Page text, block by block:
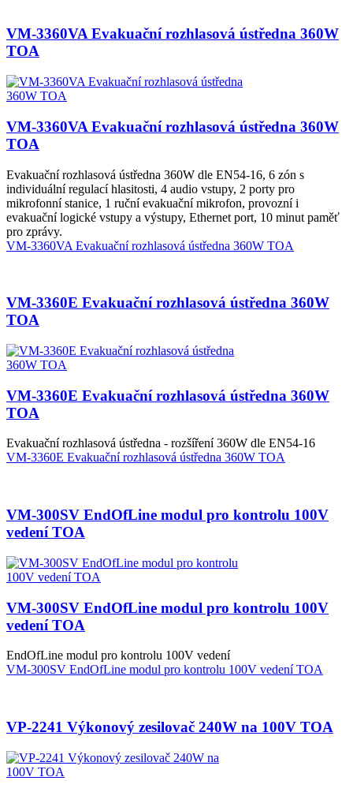
VM-3360VA Evakuační rozhlasová ústředna 360W
TOA
VM-3360VA Evakuační rozhlasová ústředna 360W
TOA
Evakuační rozhlasová ústředna 360W dle EN54-16, 6 zón s
individuální regulací hlasitosti, 4 audio vstupy, 2 porty pro
mikrofonní stanice, 1 ruční evakuační mikrofon, provozní i
evakuační logické vstupy a výstupy, Ethernet port, 10 minut paměť
pro zprávy.
VM-3360VA Evakuační rozhlasová ústředna 360W TOA
VM-3360E Evakuační rozhlasová ústředna 360W
TOA
VM-3360E Evakuační rozhlasová ústředna 360W
TOA
Evakuační rozhlasová ústředna - rozšíření 360W dle EN54-16
VM-3360E Evakuační rozhlasová ústředna 360W TOA
VM-300SV EndOfLine modul pro kontrolu 100V
vedení TOA
VM-300SV EndOfLine modul pro kontrolu 100V
vedení TOA
EndOfLine modul pro kontrolu 100V vedení
VM-300SV EndOfLine modul pro kontrolu 100V vedení TOA
VP-2241 Výkonový zesilovač 240W na 100V TOA